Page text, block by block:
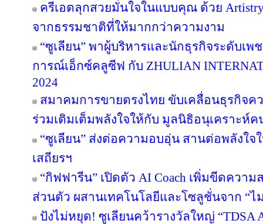
ครีเอตลุกสวยมั่นใจในแบบคุณ ด้วย
จากธรรมชาติที่ให้มากกว่าความงาม
“ซูเลียน” พาผู้บริหารและนักธุรกิจระดับเ
การณ์เอ็กซ์คลูซีฟ กับ ZHULIAN
2024
สมาคมการขายตรงไทย ขับเคลื่อนธุรกิจ
ร่วมเติมเต็มพลังใจให้กับ มูลนิธิอนุเคราะห์ค
“ซูเลียน” ส่งต่อความอบอุ่น สานต่อพลังใจใ
เสถียรฯ
“กิฟฟารีน” เปิดตัว AI Coach เพิ่มขีดควา
ส่วนตัว ผสานเทคโนโลยีและโซลูชั่นจาก “
ปังไม่หยุด! ซูเลียนคว้ารางวัลใหญ่ “TDSA